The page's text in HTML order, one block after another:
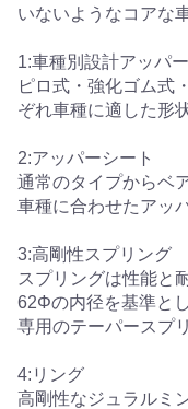
いないようなコアな
1:車種別設計アッパ
ピロ式・強化ゴム式
ぞれ車種に適した形
2:アッパーシート
通常のタイプからベ
車種に合わせたアッ
3:高剛性スプリング
スプリングは性能と
62Φの内径を基準と
専用のテーパースプ
4:リング
高剛性なジュラルミ